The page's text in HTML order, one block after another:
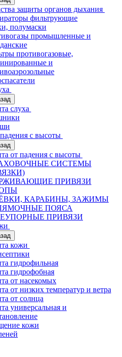
защиты органов дыхания
фильтрующие
полумаски
промышленные и
противогазовые,
и
слуха
с высоты
от падения с высоты
СИСТЕМЫ
ПРИВЯЗИ
КАРАБИНЫ, ЗАЖИМЫ
ПОЯСА
ПРИВЯЗИ
кожи
гидрофильная
гидрофобная
от насекомых
от низких температур и ветра
от солнца
универсальная и
кожи